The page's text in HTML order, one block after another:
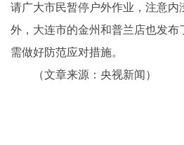
请广大市民暂停户外作业，注意内
外，大连市的金州和普兰店也发布
需做好防范应对措施。
（文章来源：央视新闻）